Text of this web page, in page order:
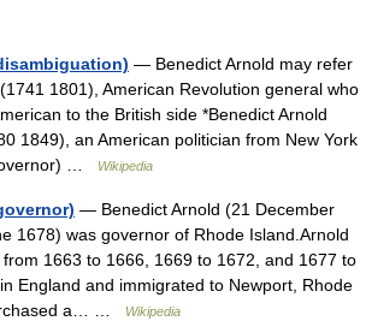
— Benedict Arnold may refer
1801), American Revolution general who
to the British side *Benedict Arnold
1849), an American politician from New York
…
Wikipedia
— Benedict Arnold (21 December
1678) was governor of Rhode Island.Arnold
1663 to 1666, 1669 to 1672, and 1677 to
England and immigrated to Newport, Rhode
a… …
Wikipedia